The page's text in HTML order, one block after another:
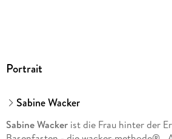
Portrait
Sabine Wacker
Sabine Wackerist die Frau hinter der